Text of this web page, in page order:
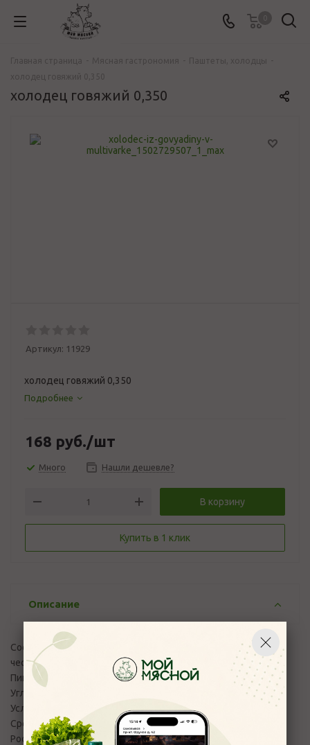
холодец говяжий 0,350
Артикул: 11929
холодец говяжий 0,350
Подробнее
168 руб./шт
Много Нашли дешевле?
В корзину
Купить в 1 клик
Описание
Состав: говядина, индейка, бульон, желатин, соль пищевая,
чеснок
Пищевая ценность на 100 г:Белки 13.0 г,Жиры 20.0 г,
Углеводы 0.01 г,Калорийность 232.0 ккал
Условия хранения:+2 до +6
Срок годности изделия в сутках:20
Россия,Сказыводов ИП